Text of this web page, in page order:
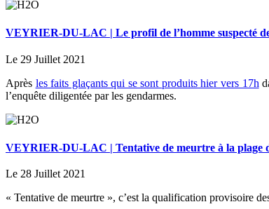
VEYRIER-DU-LAC | Le profil de l’homme suspecté
Le 29 Juillet 2021
Après les faits glaçants qui se sont produits hier vers 17h
l’enquête diligentée par les gendarmes.
VEYRIER-DU-LAC | Tentative de meurtre à la plage
Le 28 Juillet 2021
« Tentative de meurtre », c’est la qualification provisoire